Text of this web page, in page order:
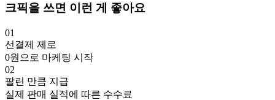
크픽을 쓰면 이런 게 좋아요
01
선결제 제로
0원으로 마케팅 시작
02
팔린 만큼 지급
실제 판매 실적에 따른 수수료